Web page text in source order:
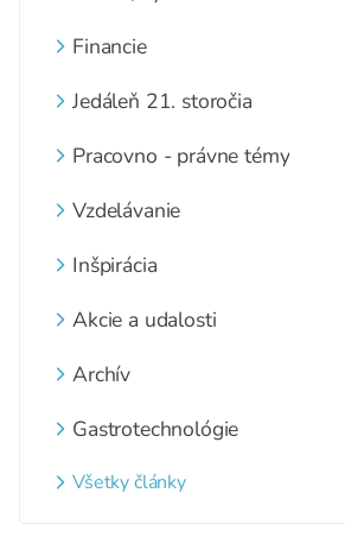
Financie
Jedáleň 21. storočia
Pracovno - právne témy
Vzdelávanie
Inšpirácia
Akcie a udalosti
Archív
Gastrotechnológie
Všetky články